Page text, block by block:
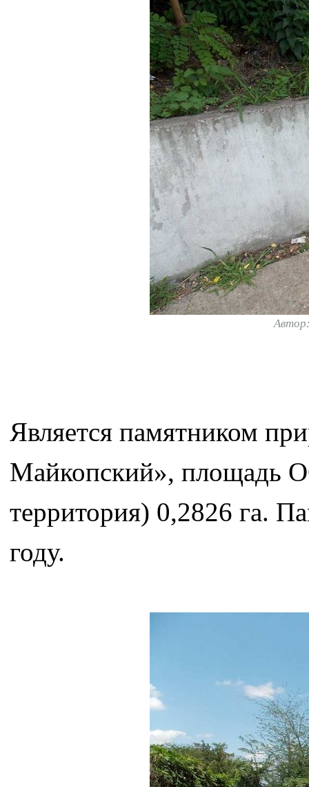
Является памятником
Майкопский», площадь
территория) 0,2826 га.
году.